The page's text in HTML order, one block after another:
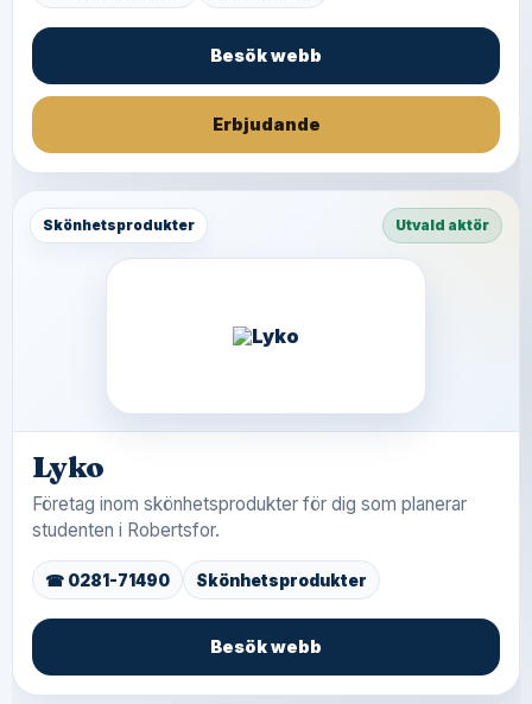
Besök webb
Erbjudande
Skönhetsprodukter Utvald aktör
Lyko
Företag inom skönhetsprodukter för dig som planerar
studenten i Robertsfor.
☎ 0281-71490 Skönhetsprodukter
Besök webb